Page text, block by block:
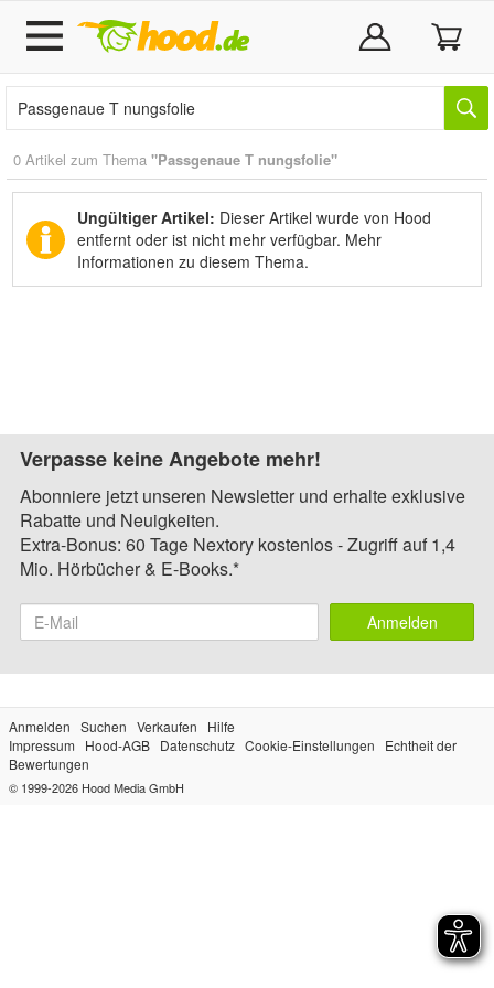
0 Artikel zum Thema "Passgenaue T nungsfolie"
Ungültiger Artikel: Dieser Artikel wurde von Hood
entfernt oder ist nicht mehr verfügbar. Mehr
Informationen zu diesem Thema.
Verpasse keine Angebote mehr!
Abonniere jetzt unseren Newsletter und erhalte exklusive
Rabatte und Neuigkeiten.
Extra-Bonus: 60 Tage Nextory kostenlos - Zugriff auf 1,4
Mio. Hörbücher & E-Books.*
Anmelden
Anmelden Suchen Verkaufen
Hilfe
Impressum
Hood-AGB Datenschutz Cookie-Einstellungen
Echtheit der
Bewertungen
© 1999-2026 Hood Media GmbH